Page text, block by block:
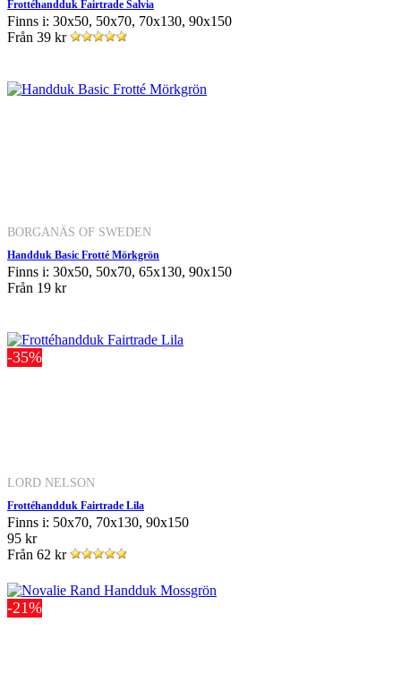
Frottéhandduk Fairtrade Salvia
Finns i: 30x50, 50x70, 70x130, 90x150
Från 39 kr
BORGANÄS OF SWEDEN
Handduk Basic Frotté Mörkgrön
Finns i: 30x50, 50x70, 65x130, 90x150
Från 19 kr
-35%
LORD NELSON
Frottéhandduk Fairtrade Lila
Finns i: 50x70, 70x130, 90x150
95 kr
Från 62 kr
-21%